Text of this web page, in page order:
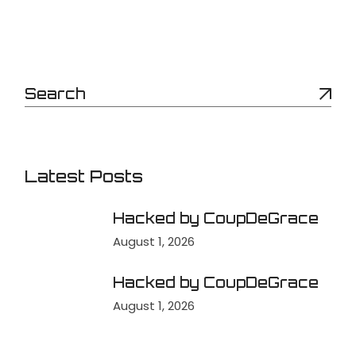
Latest Posts
Hacked by CoupDeGrace
August 1, 2026
Hacked by CoupDeGrace
August 1, 2026